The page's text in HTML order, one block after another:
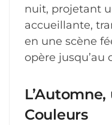
nuit, projetant
accueillante,
en une scène
opère
Couleurs